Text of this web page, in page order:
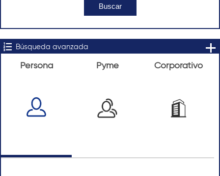
Búsqueda avanzada
Persona Pyme Corporativo